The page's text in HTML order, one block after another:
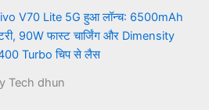
V70 Lite 5G हुआ लॉन्च: 6500mAh
90W फास्ट चार्जिंग और Dimensity
Turbo चिप से लैस
Tech dhun